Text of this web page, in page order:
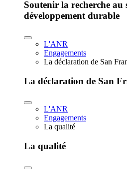
Soutenir la recherche au
développement durable
L'ANR
Engagements
La déclaration de San
La déclaration de San
L'ANR
Engagements
La qualité
La qualité